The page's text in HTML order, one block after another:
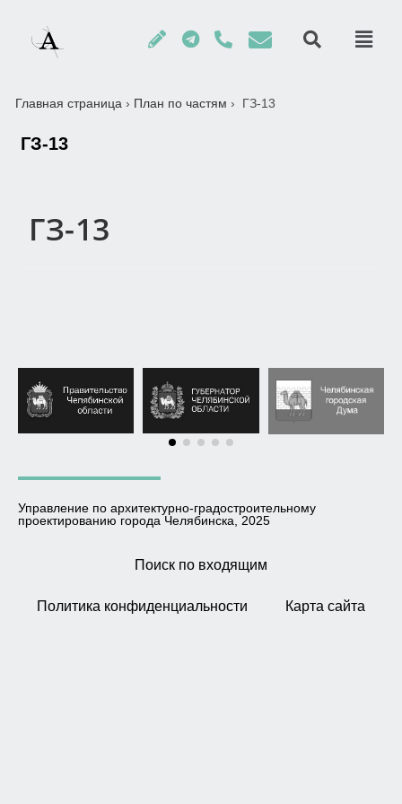
Главная страница › План по частям › ГЗ-13
ГЗ-13
ГЗ-13
Управление по архитектурно-градостроительному
проектированию города Челябинска, 2025
Поиск по входящим
Политика конфиденциальности Карта сайта